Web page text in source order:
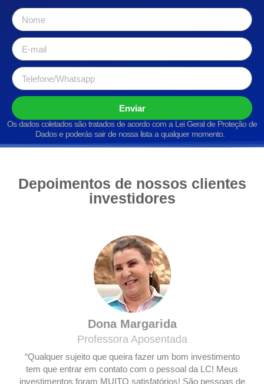
Enviar
Os dados coletados são tratados de acordo com a Lei Geral de Proteção de
Dados e poderás sair de nossa lista a qualquer momento.
Depoimentos de nossos clientes
investidores
Dona Margarida
Professora Aposentada
“Qualquer sujeito que queira fazer um bom investimento
tem que entrar em contato com o pessoal da LC! Meus
investimentos foram MUITO satisfatórios! São pessoas de